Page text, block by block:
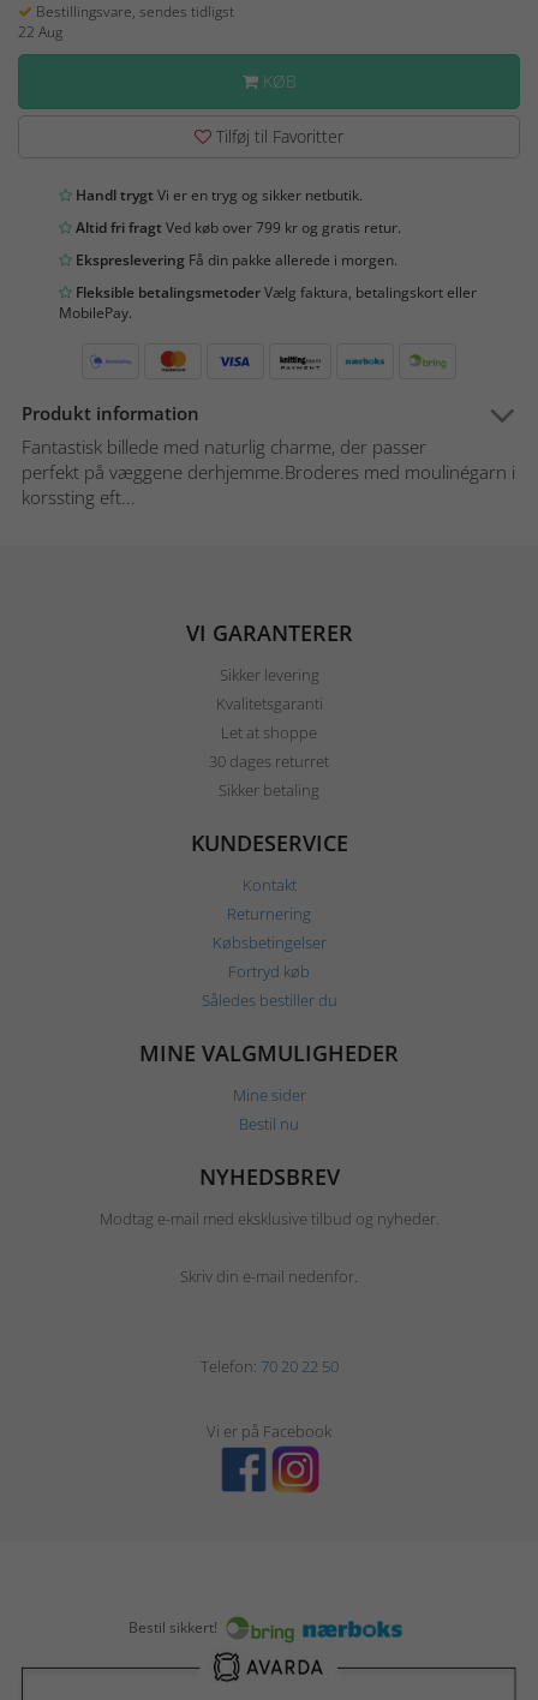
Bestillingsvare, sendes tidligst
22 Aug
KØB
Tilføj til Favoritter
Handl trygtVi er en tryg og sikker netbutik.
Altid fri fragtVed køb over 799 kr og gratis retur.
Ekspreslevering Få din pakke allerede i morgen.
Fleksible betalingsmetoderVælg faktura, betalingskort eller
MobilePay.
Produkt information
Fantastisk billede med naturlig charme, der passer
perfekt på væggene derhjemme.Broderes med moulinégarn i
korssting eft...
VI GARANTERER
Sikker levering
Kvalitetsgaranti
Let at shoppe
30 dages returret
Sikker betaling
KUNDESERVICE
Kontakt
Returnering
Købsbetingelser
Fortryd køb
Således bestiller du
MINE VALGMULIGHEDER
Mine sider
Bestil nu
NYHEDSBREV
Modtag e-mail med eksklusive tilbud og nyheder.
Skriv din e-mail nedenfor.
Telefon: 70 20 22 50
Vi er på Facebook
Bestil sikkert!